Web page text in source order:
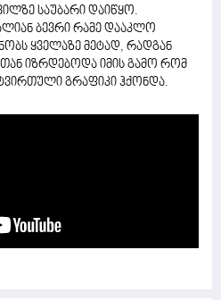
საუბარი დაიწყო.
ბევრი რამე დააკლო
ყველაზე მეტად, რადგან
იზრდებოდა იმის გამო რომ
გრაფიკი ჰქონდა.